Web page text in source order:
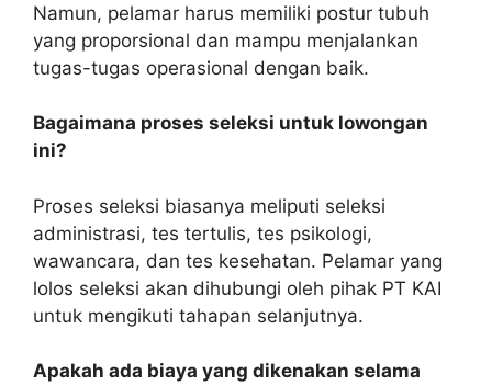
Namun, pelamar harus memiliki postur tubuh
yang proporsional dan mampu menjalankan
tugas-tugas operasional dengan baik.
Bagaimana proses seleksi untuk lowongan
ini?
Proses seleksi biasanya meliputi seleksi
administrasi, tes tertulis, tes psikologi,
wawancara, dan tes kesehatan. Pelamar yang
lolos seleksi akan dihubungi oleh pihak PT KAI
untuk mengikuti tahapan selanjutnya.
Apakah ada biaya yang dikenakan selama